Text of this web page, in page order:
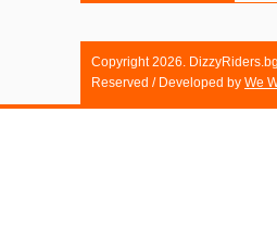
Copyright 2026.
Reserved / Developed by We